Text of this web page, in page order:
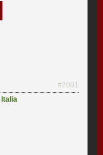
#2001
Italia